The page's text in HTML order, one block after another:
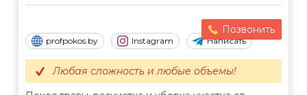
Позвонить
profpokos.by Instagram Написать
Любая сложность и любые объемы!